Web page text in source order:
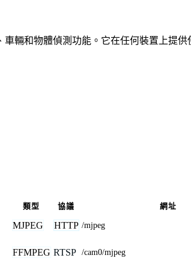
輛和物體偵測功能。它在任何裝置上提
類型 協議 網址
MJPEG HTTP /mjpeg
FFMPEG RTSP /cam0/mjpeg